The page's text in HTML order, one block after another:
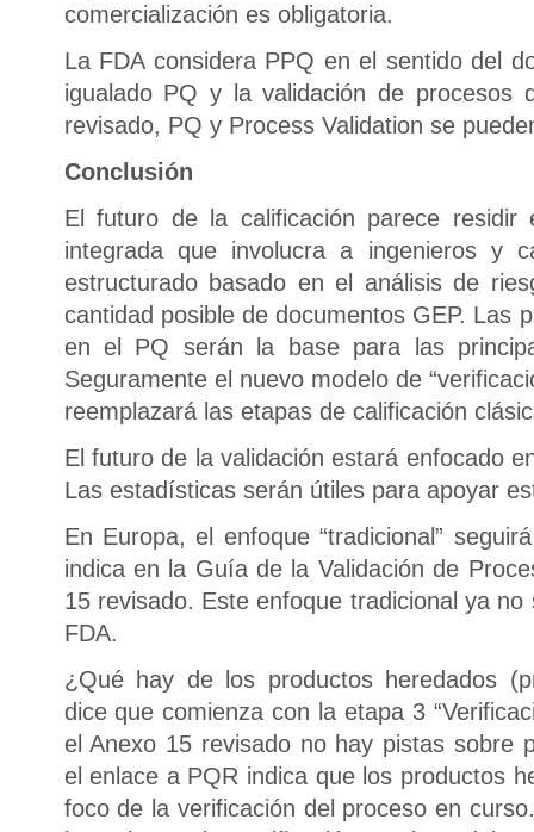
comercialización es obligatoria.
La FDA considera PPQ en el sentido del
igualado PQ y la validación de procesos
revisado, PQ y Process Validation se
Conclusión
El futuro de la calificación parece residir
integrada que involucra a ingenieros y
estructurado basado en el análisis de
cantidad posible de documentos GEP. Las
en el PQ serán la base para las
Seguramente el nuevo modelo de
reemplazará las etapas de calificación
El futuro de la validación estará enfocado
Las estadísticas serán útiles para apoyar
En Europa, el enfoque “tradicional”
indica en la Guía de la Validación de
15 revisado. Este enfoque tradicional ya
FDA.
¿Qué hay de los productos heredados
dice que comienza con la etapa 3
el Anexo 15 revisado no hay pistas sobre
el enlace a PQR indica que los productos
foco de la verificación del proceso en